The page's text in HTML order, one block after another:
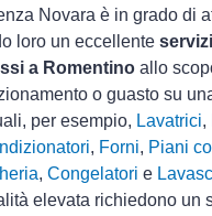
Novara è in grado di
loro un eccellente
a Romentino allo
o guasto su
per esempio, Lavatrici,
, Forni, Piani
, Congelatori e
elevata richiedono un